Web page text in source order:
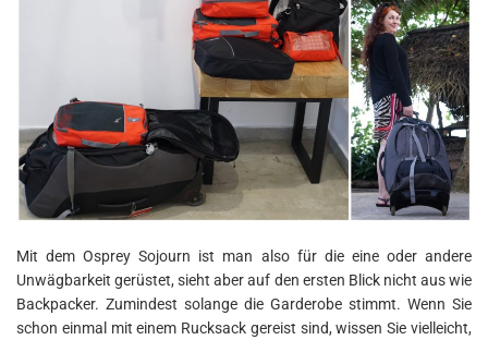
Mit dem Osprey Sojourn ist man also für die eine oder andere
Unwägbarkeit gerüstet, sieht aber auf den ersten Blick nicht aus wie
Backpacker. Zumindest solange die Garderobe stimmt. Wenn Sie
schon einmal mit einem Rucksack gereist sind, wissen Sie vielleicht,